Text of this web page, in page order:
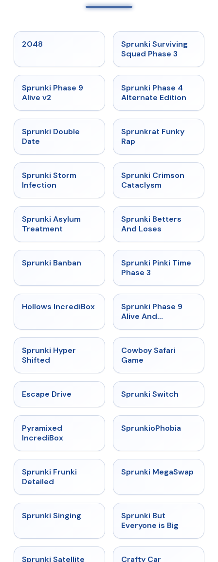
2048 ★ 4.7
Sprunki Surviving
Squad Phase 3
★
Sprunki Phase 9
Alive v2
★
Sprunki Phase 4
Alternate Edition
★
Sprunki Double
Date
★ 4.7
Sprunkrat Funky
Rap
★
Sprunki Storm
Infection
★ 4.7
Sprunki Crimson
Cataclysm
★
Sprunki Asylum
Treatment
★
Sprunki Betters
And Loses
★
Sprunki Banban ★ 4.9
Sprunki Pinki Time
Phase 3
★ 4.3
Hollows IncrediBox ★
Sprunki Phase 9
Alive And
Sprunki Hyper
Shifted
Cowboy Safari
Game
Escape Drive ★
Sprunki Switch
Pyramixed
IncrediBox
★
SprunkioPhobia
★
Sprunki Frunki
Detailed
★ 4.5
Sprunki MegaSwap
★
Sprunki Singing
Sprunki But
Everyone is Big
★ 4.4
Sprunki Satellite Crafty Car